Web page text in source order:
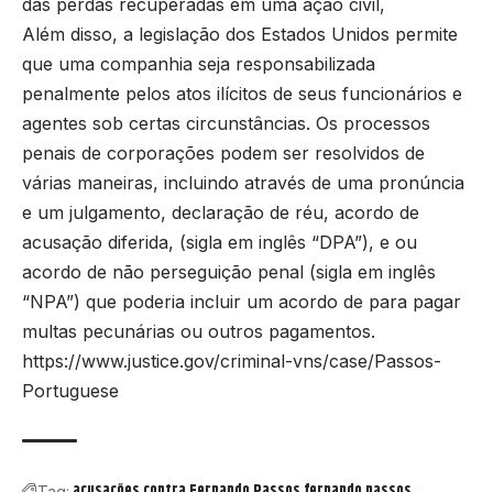
das perdas recuperadas em uma ação civil,
Além disso, a legislação dos Estados Unidos permite
que uma companhia seja responsabilizada
penalmente pelos atos ilícitos de seus funcionários e
agentes sob certas circunstâncias. Os processos
penais de corporações podem ser resolvidos de
várias maneiras, incluindo através de uma pronúncia
e um julgamento, declaração de réu, acordo de
acusação diferida, (sigla em inglês “DPA”), e ou
acordo de não perseguição penal (sigla em inglês
“NPA”) que poderia incluir um acordo de para pagar
multas pecunárias ou outros pagamentos.
https://www.justice.gov/criminal-vns/case/Passos-
Portuguese